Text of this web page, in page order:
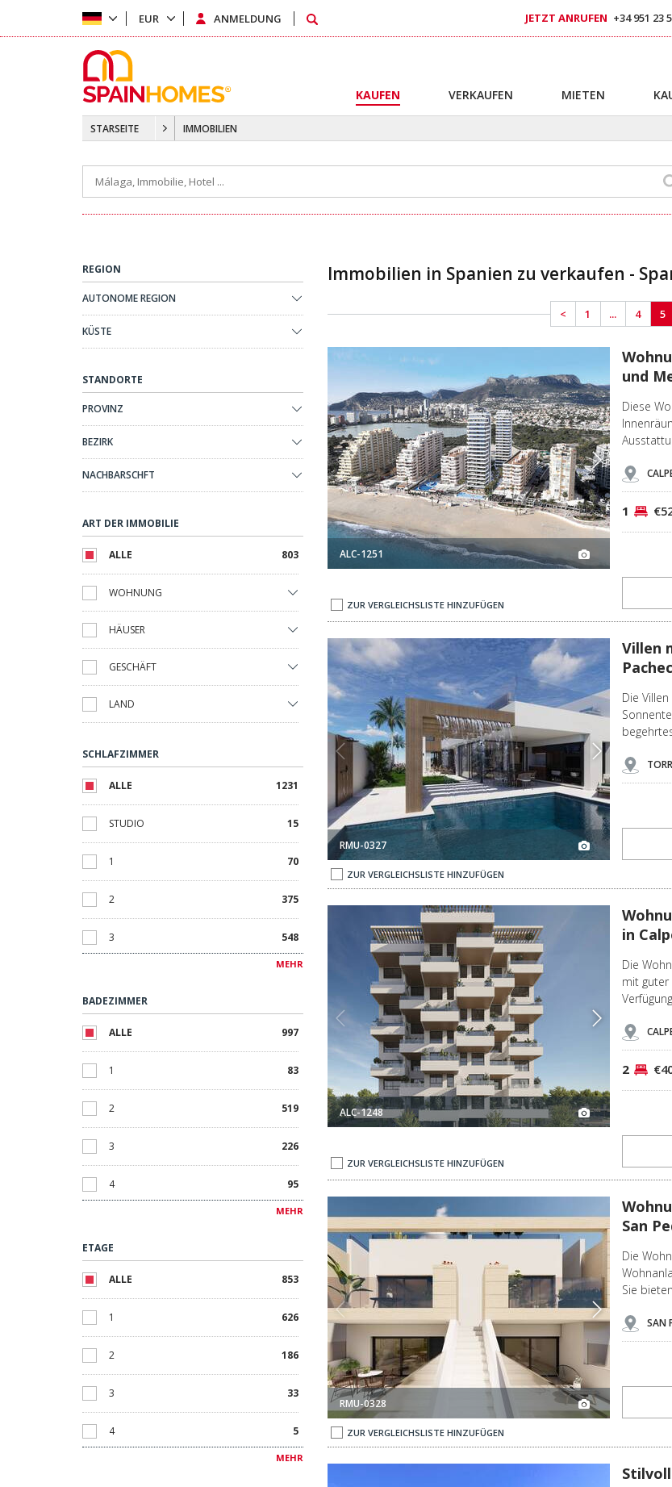
STARSEITE IMMOBILIEN
REGION
AUTONOME REGION
KÜSTE
STANDORTE
PROVINZ
BEZIRK
NACHBARSCHFT
ART DER IMMOBILIE
ALLE 803
WOHNUNG
HÄUSER
GESCHÄFT
LAND
SCHLAFZIMMER
ALLE 1231
STUDIO 15
1 70
2 375
3 548
5 45
6 14
6+ 6
MEHR
BADEZIMMER
ALLE 997
1 83
2 519
3 226
4 95
6 13
6+ 11
MEHR
ETAGE
ALLE 853
1 626
2 186
3 33
4 5
MEHR
Immobilien in Spanien zu verkaufen -
< 1 ... 4 5
Wohnungen Zum Verkauf In Calpe, Alicante Mit Pool Und Meerblick 2Wohnungen Zum Verkauf In Calpe, Alicante Mit Pool Und
ALC-1251
und
Diese
1
ZUR VERGLEICHSLISTE HINZUFÜGEN
Torre-pacheco 1Villen Mit Seeblick Und Pool In Santa Rosalía, Torre-pacheco 2 Villen Mit Seeblick Und Pool In Santa Rosalía, Torre-pacheco 3
RMU-0327
Villen
Die
ZUR VERGLEICHSLISTE HINZUFÜGEN
Wohnungen In Verschiedenen Größen In Strandnähe In Calpe
ALC-1248
in
Die
mit guter
2
ZUR VERGLEICHSLISTE HINZUFÜGEN
In San Pedro Del Pinatar 1
Wohnungen Mit 2 Schlafzimmern Nahe Dem Meer In San Pedro Del Pinatar 2Wohnungen Mit 2 Schlafzimmern Nahe Dem Meer In San Pedro Del
RMU-0328
San
Die
Sie
SAN
ZUR VERGLEICHSLISTE HINZUFÜGEN
EUR ANMELDUNG JETZT ANRUFEN +34 951 23
KAUFEN VERKAUFEN MIETEN